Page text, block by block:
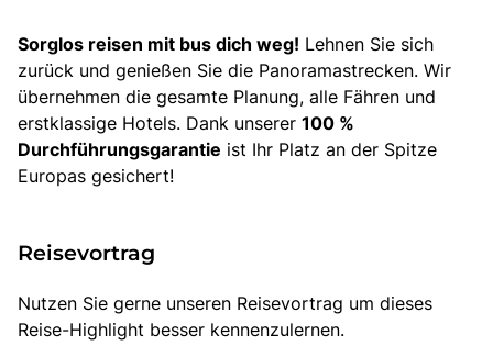
Sorglos reisen mit bus dich weg! Lehnen Sie sich
zurück und genießen Sie die Panoramastrecken. Wir
übernehmen die gesamte Planung, alle Fähren und
erstklassige Hotels. Dank unserer 100 %
Durchführungsgarantie ist Ihr Platz an der Spitze
Europas gesichert!
Reisevortrag
Nutzen Sie gerne unseren Reisevortrag um dieses
Reise-Highlight besser kennenzulernen.